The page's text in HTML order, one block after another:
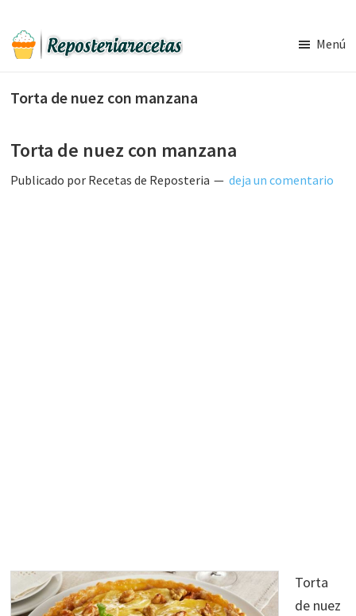
contenido
lateral
Reposteria
Menú
Torta de nuez con manzana
Torta de nuez con manzana
Publicado por Recetas de Reposteria deja un comentario
Torta
de nuez